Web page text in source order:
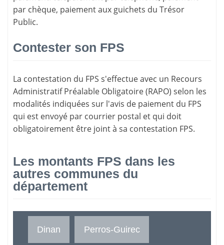
par chèque, paiement aux guichets du Trésor
Public.
Contester son FPS
La contestation du FPS s'effectue avec un Recours
Administratif Préalable Obligatoire (RAPO) selon les
modalités indiquées sur l'avis de paiement du FPS
qui est envoyé par courrier postal et qui doit
obligatoirement être joint à sa contestation FPS.
Les montants FPS dans les
autres communes du
département
Dinan Perros-Guirec